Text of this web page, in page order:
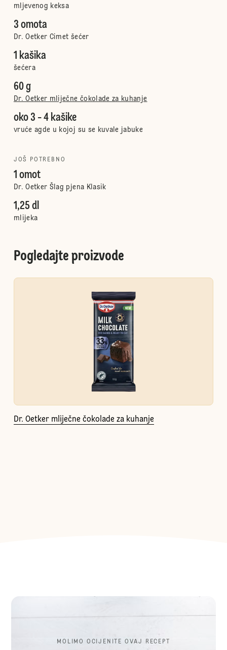
mljevenog keksa
3 omota
Dr. Oetker Cimet šećer
1 kašika
šećera
60 g
Dr. Oetker mliječne čokolade za kuhanje
oko 3 - 4 kašike
vruće agde u kojoj su se kuvale jabuke
JOŠ POTREBNO
1 omot
Dr. Oetker Šlag pjena Klasik
1,25 dl
mlijeka
Pogledajte proizvode
Dr. Oetker mliječne čokolade za kuhanje
MOLIMO OCIJENITE OVAJ RECEPT